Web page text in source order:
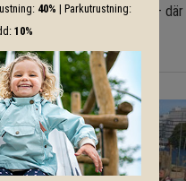
och upptäckarglädje
– där
sitt eget skepp! 🌊✨
40% | Parkutrustning:
10%